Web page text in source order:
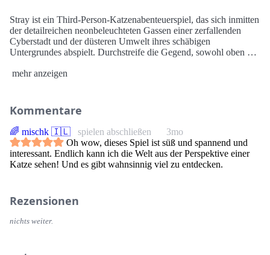
Stray ist ein Third-Person-Katzenabenteuerspiel, das sich inmitten
der detailreichen neonbeleuchteten Gassen einer zerfallenden
Cyberstadt und der düsteren Umwelt ihres schäbigen
Untergrundes abspielt. Durchstreife die Gegend, sowohl oben als
und löse die Rätsel dieses unwirtlichen Ortes, in dem nur
Sieh die Welt mit den Augen eines Streuners und interagiere auf
spielerische Weise mit dem Umfeld. Sei verstohlen, gewandt,
unbedarft und manchmal sogar so lästig wie nur möglich
gegenüber den seltsamen Bewohnern dieser fremdartigen Welt.
Auf dem Weg freundet sich die Katze mit einer kleinen
gefundenen Gefährten versucht sie einen Ausweg zu finden.
mehr anzeigen
Kommentare
3mo
🌈 mischk 🇮🇱
spielen abschließen
Oh wow, dieses Spiel ist süß und spannend und
interessant. Endlich kann ich die Welt aus der Perspektive einer
Katze sehen! Und es gibt wahnsinnig viel zu entdecken.
Rezensionen
nichts weiter.